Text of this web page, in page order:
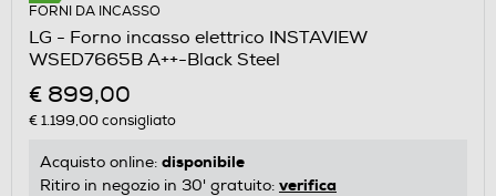
FORNI DA INCASSO
LG - Forno incasso elettrico INSTAVIEW
WSED7665B A++-Black Steel
€ 899,00
€ 1.199,00consigliato
Acquisto online: disponibile
Ritiro in negozio in 30' gratuito: verifica